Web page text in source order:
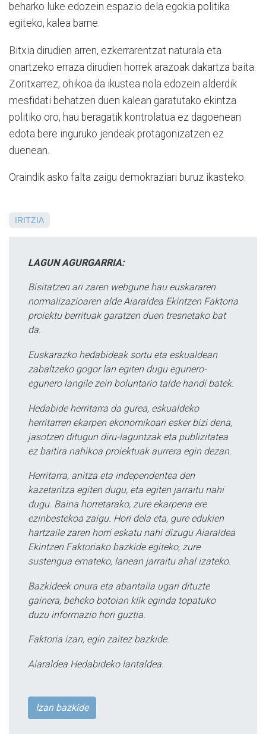
beharko luke edozein espazio dela egokia politika
egiteko, kalea barne.
Bitxia dirudien arren, ezkerrarentzat naturala eta
onartzeko erraza dirudien horrek arazoak dakartza baita.
Zoritxarrez, ohikoa da ikustea nola edozein alderdik
mesfidati behatzen duen kalean garatutako ekintza
politiko oro, hau beragatik kontrolatua ez dagoenean
edota bere inguruko jendeak protagonizatzen ez
duenean.
Oraindik asko falta zaigu demokraziari buruz ikasteko.
IRITZIA
LAGUN AGURGARRIA:
Bisitatzen ari zaren webgune hau euskararen
normalizazioaren alde Aiaraldea Ekintzen Faktoria
proiektu berrituak garatzen duen tresnetako bat
da.
Euskarazko hedabideak sortu eta eskualdean
zabaltzeko gogor lan egiten dugu egunero-
egunero langile zein boluntario talde handi batek.
Hedabide herritarra da gurea, eskualdeko
herritarren ekarpen ekonomikoari esker bizi dena,
jasotzen ditugun diru-laguntzak eta publizitatea
ez baitira nahikoa proiektuak aurrera egin dezan.
Herritarra, anitza eta independentea den
kazetaritza egiten dugu, eta egiten jarraitu nahi
dugu. Baina horretarako, zure ekarpena ere
ezinbestekoa zaigu. Hori dela eta, gure edukien
hartzaile zaren horri eskatu nahi dizugu Aiaraldea
Ekintzen Faktoriako bazkide egiteko, zure
sustengua emateko, lanean jarraitu ahal izateko.
Bazkideek onura eta abantaila ugari dituzte
gainera, beheko botoian klik eginda topatuko
duzu informazio hori guztia.
Faktoria izan, egin zaitez bazkide.
Aiaraldea Hedabideko lantaldea.
Izan bazkide